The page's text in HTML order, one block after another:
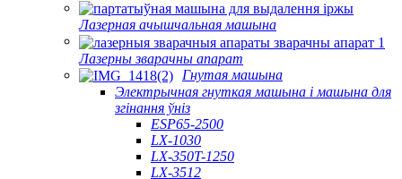
Лазерная ачышчальная машына
Лазерны зварачны апарат
Гнутая машына
Электрычная гнуткая машына і машына для
згінання ўніз
ESP65-2500
LX-1030
LX-350T-1250
LX-3512